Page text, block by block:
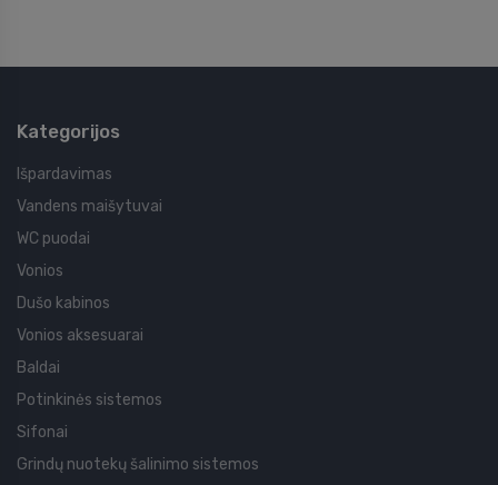
Kategorijos
Išpardavimas
Vandens maišytuvai
WC puodai
Vonios
Dušo kabinos
Vonios aksesuarai
Baldai
Potinkinės sistemos
Sifonai
Grindų nuotekų šalinimo sistemos